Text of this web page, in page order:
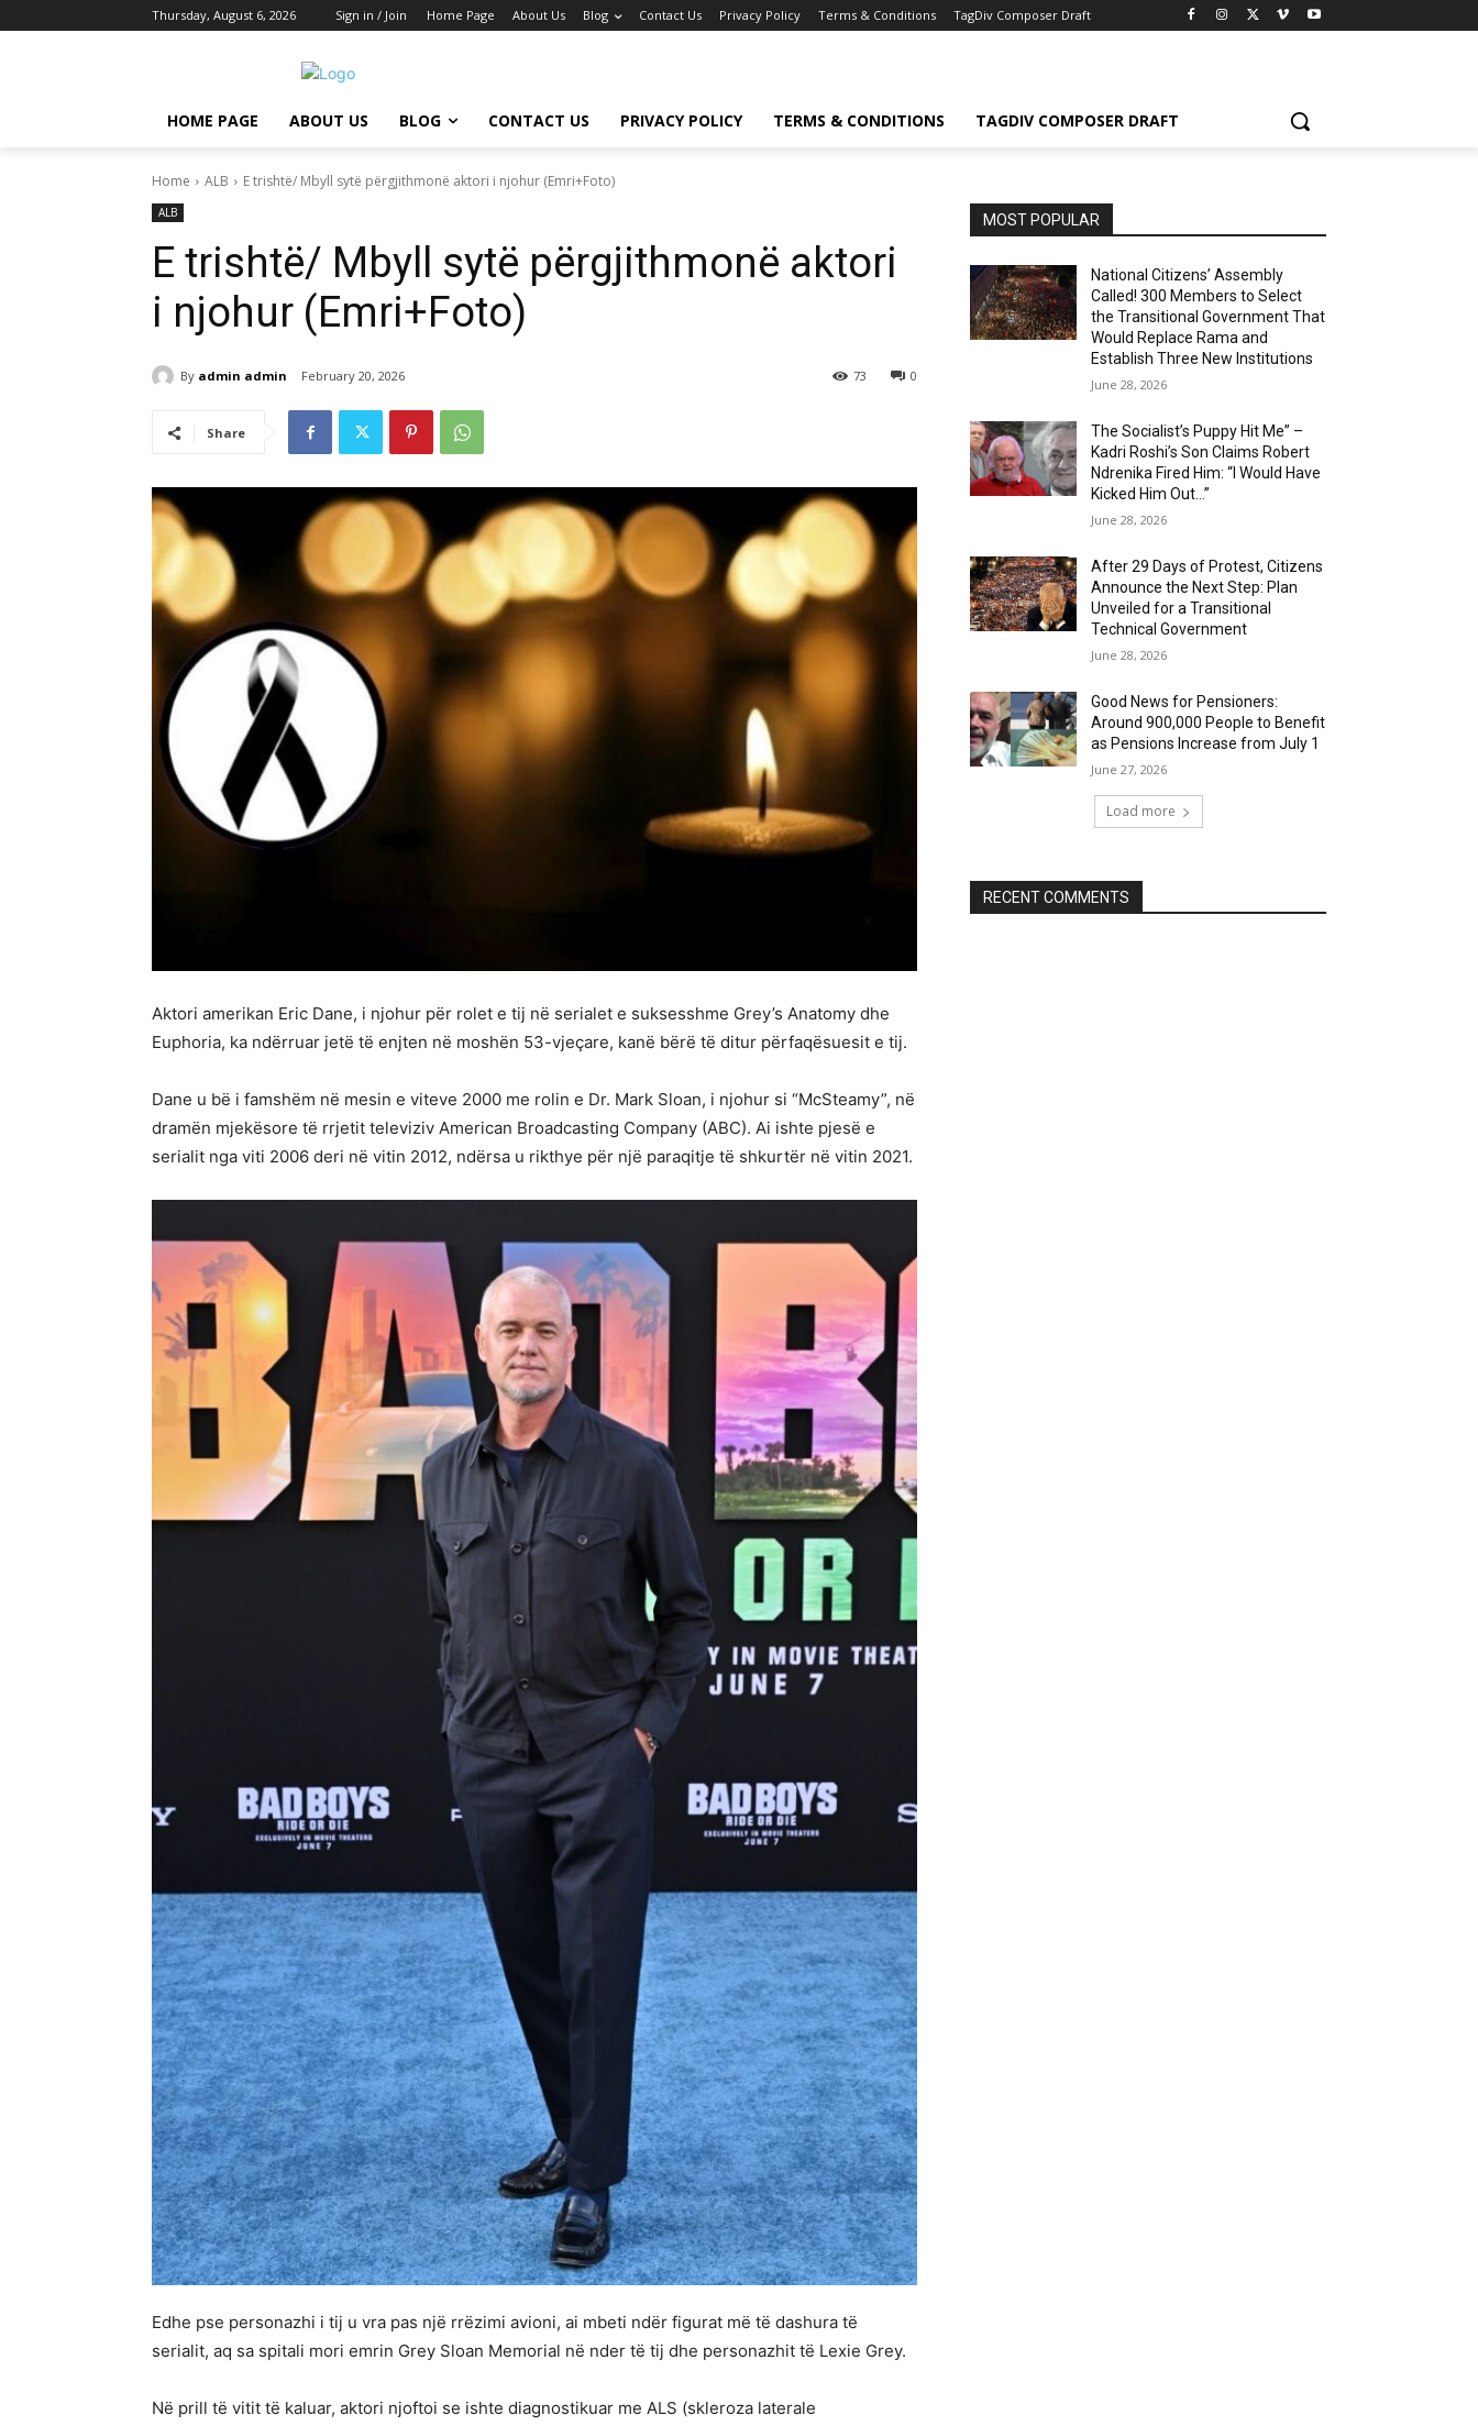
Thursday, August 6, 2026 Sign in / Join Home Page About Us Blog Contact Us Privacy Policy Terms & Conditions TagDiv Composer Draft
HOME PAGE ABOUT US BLOG CONTACT US PRIVACY POLICY TERMS & CONDITIONS TAGDIV COMPOSER DRAFT
Home ALB E trishtë/ Mbyll sytë përgjithmonë aktori i njohur (Emri+Foto)
ALB
E trishtë/ Mbyll sytë përgjithmonë aktori
i njohur (Emri+Foto)
By admin admin February 20, 2026 0
73
Share
Aktori amerikan Eric Dane, i njohur për rolet e tij në serialet e suksesshme Grey’s Anatomy dhe
Euphoria, ka ndërruar jetë të enjten në moshën 53-vjeçare, kanë bërë të ditur përfaqësuesit e tij.
Dane u bë i famshëm në mesin e viteve 2000 me rolin e Dr. Mark Sloan, i njohur si “McSteamy”, në
dramën mjekësore të rrjetit televiziv American Broadcasting Company (ABC). Ai ishte pjesë e
serialit nga viti 2006 deri në vitin 2012, ndërsa u rikthye për një paraqitje të shkurtër në vitin 2021.
Edhe pse personazhi i tij u vra pas një rrëzimi avioni, ai mbeti ndër figurat më të dashura të
serialit, aq sa spitali mori emrin Grey Sloan Memorial në nder të tij dhe personazhit të Lexie Grey.
Në prill të vitit të kaluar, aktori njoftoi se ishte diagnostikuar me ALS (skleroza laterale
MOST POPULAR
National Citizens’ Assembly
Called! 300 Members to Select
the Transitional Government That
Would Replace Rama and
Establish Three New Institutions
June 28, 2026
The Socialist’s Puppy Hit Me” –
Kadri Roshi’s Son Claims Robert
Ndrenika Fired Him: “I Would Have
Kicked Him Out…”
June 28, 2026
After 29 Days of Protest, Citizens
Announce the Next Step: Plan
Unveiled for a Transitional
Technical Government
June 28, 2026
Good News for Pensioners:
Around 900,000 People to Benefit
as Pensions Increase from July 1
June 27, 2026
Load more
RECENT COMMENTS